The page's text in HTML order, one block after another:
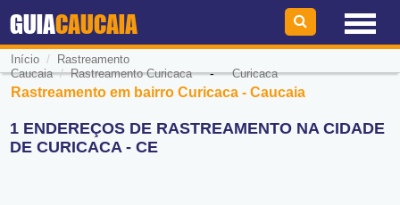
GUIACAUCAIA
Início /
Rastreamento
Caucaia/Rastreamento Curicaca-Curicaca
Rastreamento em bairro Curicaca - Caucaia
1 ENDEREÇOS DE RASTREAMENTO NA CIDADE
DE CURICACA - CE